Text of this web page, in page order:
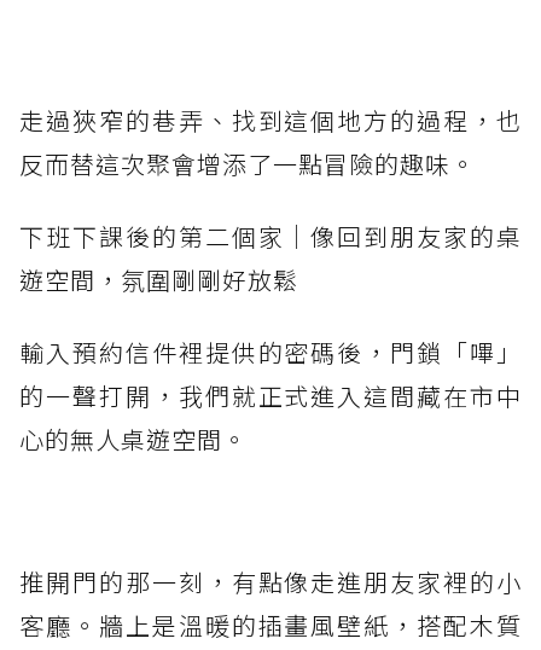
走過狹窄的巷弄、找到這個地方的過程，也
反而替這次聚會增添了一點冒險的趣味。
下班下課後的第二個家｜像回到朋友家的桌
遊空間，氛圍剛剛好放鬆
輸入預約信件裡提供的密碼後，門鎖「嗶」
的一聲打開，我們就正式進入這間藏在市中
心的無人桌遊空間。
推開門的那一刻，有點像走進朋友家裡的小
客廳。牆上是溫暖的插畫風壁紙，搭配木質